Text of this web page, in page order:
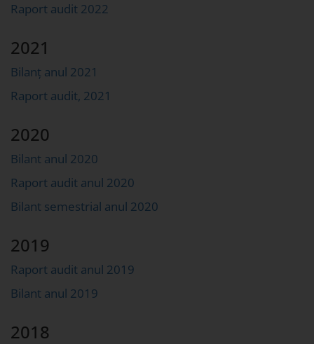
Raport audit 2022
2021
Bilanț anul 2021
Raport audit, 2021
2020
Bilant anul 2020
Raport audit anul 2020
Bilant semestrial anul 2020
2019
Raport audit anul 2019
Bilant anul 2019
2018